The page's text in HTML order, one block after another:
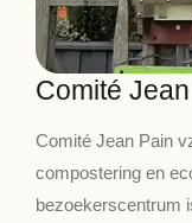
Comité
Comité Jean Pain
compostering en
bezoekerscentrum